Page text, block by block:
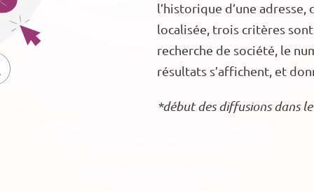
l’historique d’une
localisée, trois critères
recherche de société, le
résultats s’affichent, et
*début des diffusions dans le